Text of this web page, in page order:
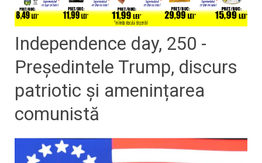
Independence day, 250 -
Președintele Trump, discurs
patriotic și amenințarea
comunistă